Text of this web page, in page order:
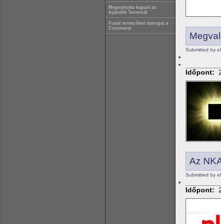
Megnyitotta kapuit az
Ajándék Terminál
Fiatal tervezőket támogat a
Coninvest
Submitted by
Időpont:
Az
Submitted by
Időpont: